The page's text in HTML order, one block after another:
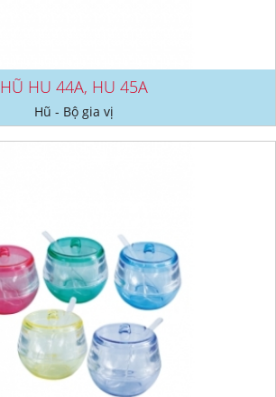
HŨ HU 44A, HU 45A
Hũ - Bộ gia vị